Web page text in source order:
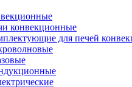
конвекционные
для печей